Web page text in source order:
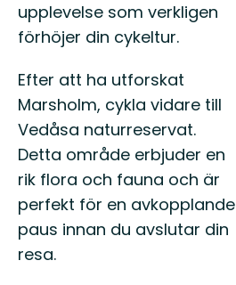
upplevelse som verkligen
förhöjer din cykeltur.
Efter att ha utforskat
Marsholm, cykla vidare till
Vedåsa naturreservat.
Detta område erbjuder en
rik flora och fauna och är
perfekt för en avkopplande
paus innan du avslutar din
resa.